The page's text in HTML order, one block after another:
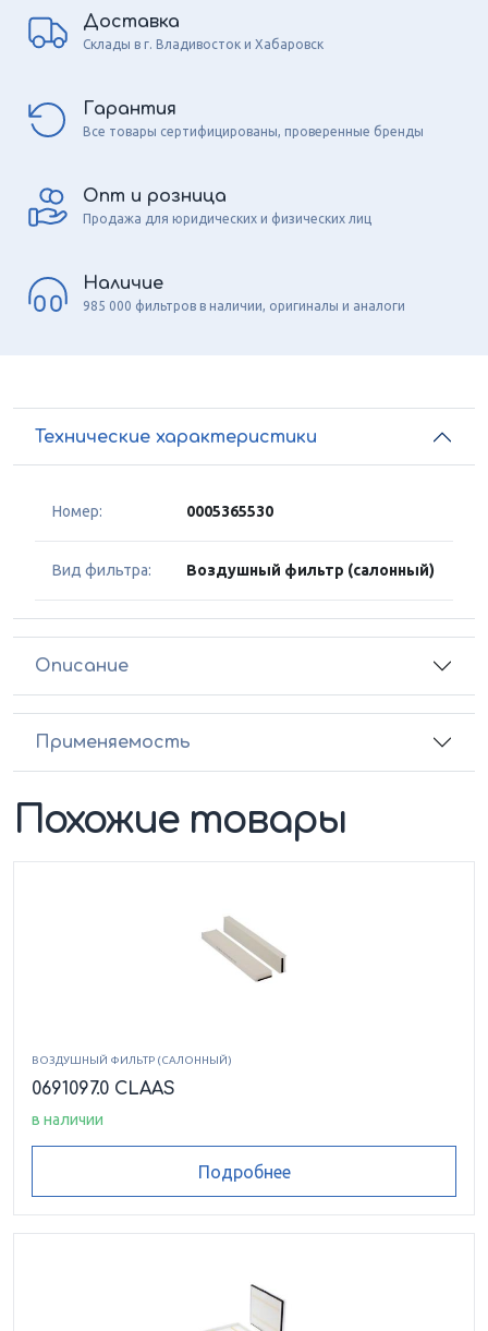
Доставка
Склады в г. Владивосток и Хабаровск
Гарантия
Все товары сертифицированы, проверенные бренды
Опт и розница
Продажа для юридических и физических лиц
Наличие
985 000 фильтров в наличии, оригиналы и аналоги
Технические характеристики
Номер: 0005365530
Вид фильтра: Воздушный фильтр (салонный)
Описание
Применяемость
Похожие товары
ВОЗДУШНЫЙ ФИЛЬТР (САЛОННЫЙ)
0691097.0 CLAAS
в наличии
Подробнее